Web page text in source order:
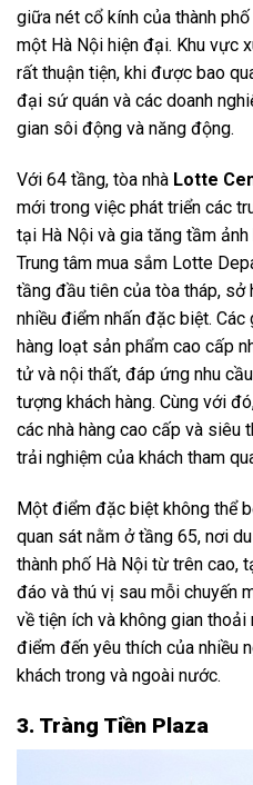
giữa nét cổ kính của thành
một Hà Nội hiện đại. Khu vực
rất thuận tiện, khi được bao
đại sứ quán và các doanh
gian sôi động và năng động.
Với 64 tầng, tòa nhà Lotte
mới trong việc phát triển các
tại Hà Nội và gia tăng tầm
Trung tâm mua sắm Lotte
tầng đầu tiên của tòa tháp, sở
nhiều điểm nhấn đặc biệt.
hàng loạt sản phẩm cao cấp
tử và nội thất, đáp ứng nhu
tượng khách hàng. Cùng với
các nhà hàng cao cấp và siêu
trải nghiệm của khách tham
Một điểm đặc biệt không thể
quan sát nằm ở tầng 65, nơi
thành phố Hà Nội từ trên cao,
đáo và thú vị sau mỗi chuyến
về tiện ích và không gian
điểm đến yêu thích của nhiều
khách trong và ngoài nước.
3. Tràng Tiền Plaza